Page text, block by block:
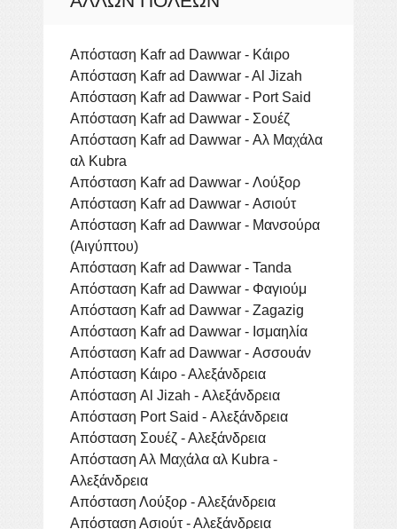
Απόσταση Kafr ad Dawwar - Κάιρο
Απόσταση Kafr ad Dawwar - Al Jizah
Απόσταση Kafr ad Dawwar - Port Said
Απόσταση Kafr ad Dawwar - Σουέζ
Απόσταση Kafr ad Dawwar - Αλ Μαχάλα
αλ Kubra
Απόσταση Kafr ad Dawwar - Λούξορ
Απόσταση Kafr ad Dawwar - Ασιούτ
Απόσταση Kafr ad Dawwar - Μανσούρα
(Αιγύπτου)
Απόσταση Kafr ad Dawwar - Tanda
Απόσταση Kafr ad Dawwar - Φαγιούμ
Απόσταση Kafr ad Dawwar - Zagazig
Απόσταση Kafr ad Dawwar - Ισμαηλία
Απόσταση Kafr ad Dawwar - Ασσουάν
Απόσταση Κάιρο - Αλεξάνδρεια
Απόσταση Al Jizah - Αλεξάνδρεια
Απόσταση Port Said - Αλεξάνδρεια
Απόσταση Σουέζ - Αλεξάνδρεια
Απόσταση Αλ Μαχάλα αλ Kubra -
Αλεξάνδρεια
Απόσταση Λούξορ - Αλεξάνδρεια
Απόσταση Ασιούτ - Αλεξάνδρεια